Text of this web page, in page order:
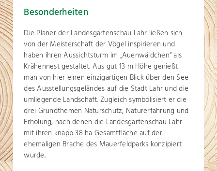
Besonderheiten
Die Planer der Landesgartenschau Lahr ließen sich
von der Meisterschaft der Vögel inspirieren und
haben ihren Aussichtsturm im „Auenwäldchen“ als
Krähennest gestaltet. Aus gut 13 m Höhe genießt
man von hier einen einzigartigen Blick über den See
des Ausstellungsgeländes auf die Stadt Lahr und die
umliegende Landschaft. Zugleich symbolisiert er die
drei Grundthemen Naturschutz, Naturerfahrung und
Erholung, nach denen die Landesgartenschau Lahr
mit ihren knapp 38 ha Gesamtfläche auf der
ehemaligen Brache des Mauerfeldparks konzipiert
wurde.